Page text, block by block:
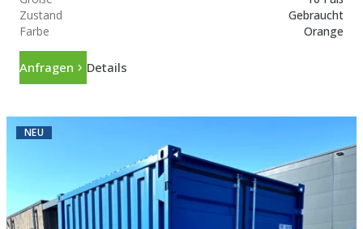
Zustand
Gebraucht
Farbe
Orange
Anfragen Details
NEU